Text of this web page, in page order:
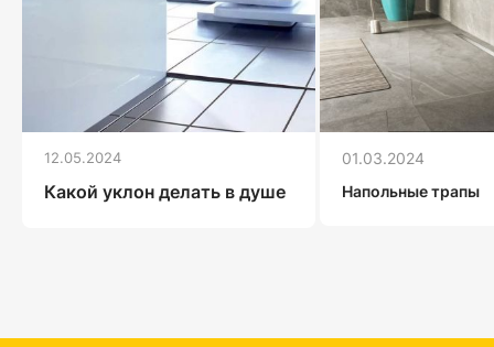
12.05.2024
Какой уклон делать в душе
01.03.2024
Напольные трапы